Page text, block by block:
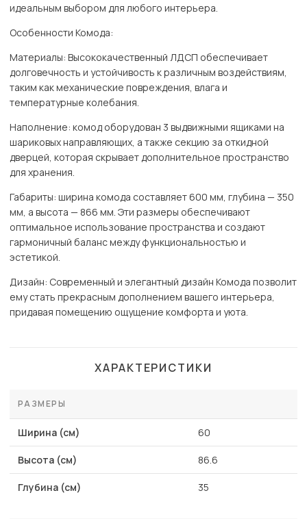
идеальным выбором для любого интерьера.
Особенности Комода:
Материалы: Высококачественный ЛДСП обеспечивает
долговечность и устойчивость к различным воздействиям,
таким как механические повреждения, влага и
температурные колебания.
Наполнение: комод оборудован 3 выдвижными ящиками на
шариковых направляющих, а также секцию за откидной
дверцей, которая скрывает дополнительное пространство
для хранения.
Габариты: ширина комода составляет 600 мм, глубина — 350
мм, а высота — 866 мм. Эти размеры обеспечивают
оптимальное использование пространства и создают
гармоничный баланс между функциональностью и
эстетикой.
Дизайн: Современный и элегантный дизайн Комода позволит
ему стать прекрасным дополнением вашего интерьера,
придавая помещению ощущение комфорта и уюта.
ХАРАКТЕРИСТИКИ
РАЗМЕРЫ
Ширина (см) 60
Высота (см) 86.6
Глубина (см) 35